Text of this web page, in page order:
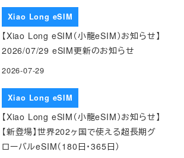
Xiao Long eSIM
【Xiao Long eSIM（小龍eSIM）お知らせ】
2026/07/29 eSIM更新のお知らせ
2026-07-29
Xiao Long eSIM
【Xiao Long eSIM（小龍eSIM）お知らせ】
【新登場】世界202ヶ国で使える超長期グ
ローバルeSIM（180日・365日）